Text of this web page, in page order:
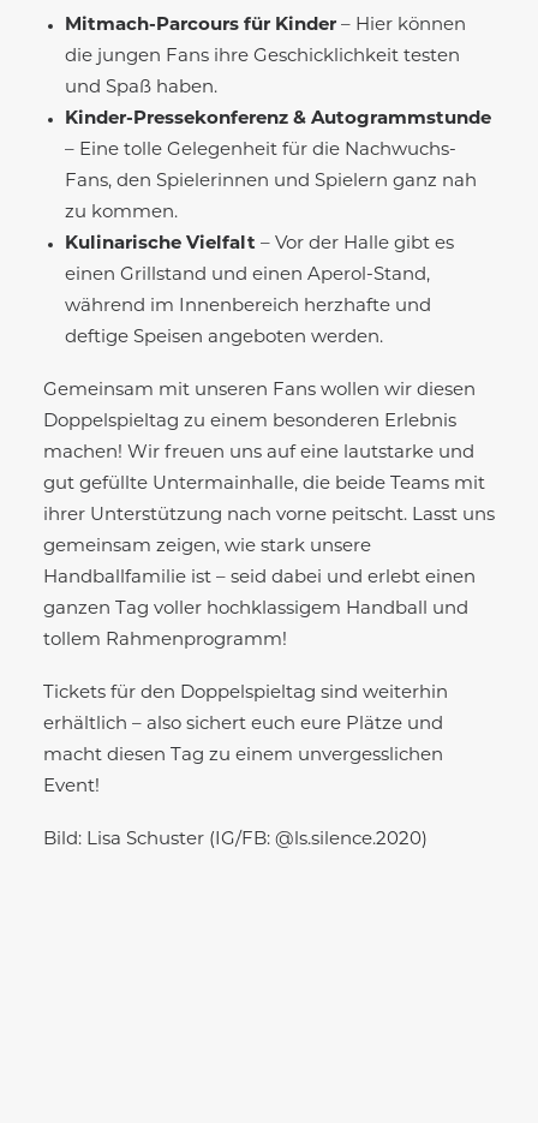
Mitmach-Parcours für Kinder – Hier können
die jungen Fans ihre Geschicklichkeit testen
und Spaß haben.
Kinder-Pressekonferenz & Autogrammstunde
– Eine tolle Gelegenheit für die Nachwuchs-
Fans, den Spielerinnen und Spielern ganz nah
zu kommen.
Kulinarische Vielfalt – Vor der Halle gibt es
einen Grillstand und einen Aperol-Stand,
während im Innenbereich herzhafte und
deftige Speisen angeboten werden.
Gemeinsam mit unseren Fans wollen wir diesen
Doppelspieltag zu einem besonderen Erlebnis
machen! Wir freuen uns auf eine lautstarke und
gut gefüllte Untermainhalle, die beide Teams mit
ihrer Unterstützung nach vorne peitscht. Lasst uns
gemeinsam zeigen, wie stark unsere
Handballfamilie ist – seid dabei und erlebt einen
ganzen Tag voller hochklassigem Handball und
tollem Rahmenprogramm!
Tickets für den Doppelspieltag sind weiterhin
erhältlich – also sichert euch eure Plätze und
macht diesen Tag zu einem unvergesslichen
Event!
Bild: Lisa Schuster (IG/FB: @ls.silence.2020)